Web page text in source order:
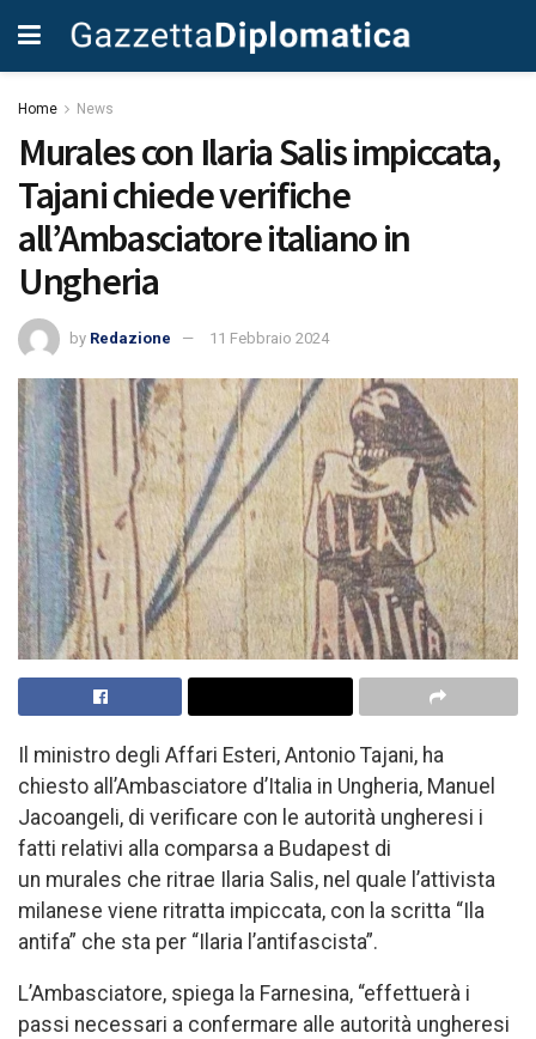
Home News
Murales con Ilaria Salis impiccata,
Tajani chiede verifiche
all’Ambasciatore italiano in
Ungheria
by Redazione 11 Febbraio 2024
Il ministro degli Affari Esteri, Antonio Tajani, ha
chiesto all’Ambasciatore d’Italia in Ungheria, Manuel
Jacoangeli, di verificare con le autorità ungheresi i
fatti relativi alla comparsa a Budapest di
un murales che ritrae Ilaria Salis, nel quale l’attivista
milanese viene ritratta impiccata, con la scritta “Ila
antifa” che sta per “Ilaria l’antifascista”.
L’Ambasciatore, spiega la Farnesina, “effettuerà i
passi necessari a confermare alle autorità ungheresi